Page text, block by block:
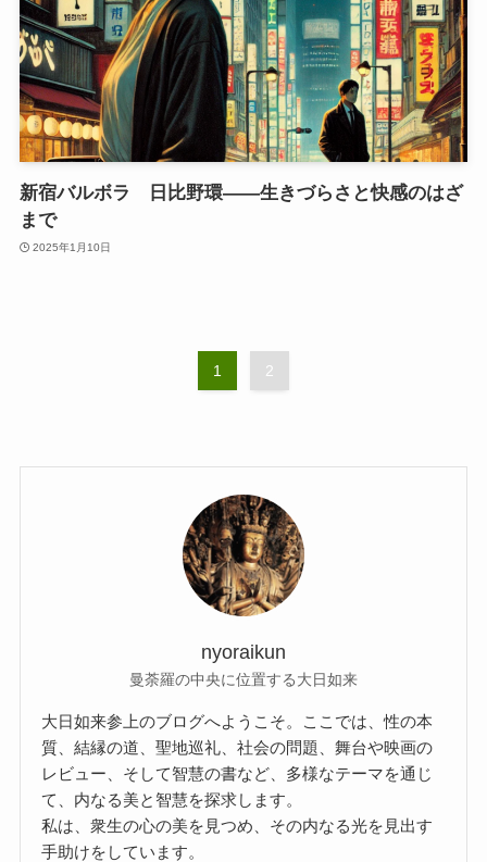
新宿バルボラ 日比野環――生きづらさと快感のはざ
まで
2025年1月10日
1 2
nyoraikun
曼荼羅の中央に位置する大日如来
大日如来参上のブログへようこそ。ここでは、性の本
質、結縁の道、聖地巡礼、社会の問題、舞台や映画の
レビュー、そして智慧の書など、多様なテーマを通じ
て、内なる美と智慧を探求します。
私は、衆生の心の美を見つめ、その内なる光を見出す
手助けをしています。